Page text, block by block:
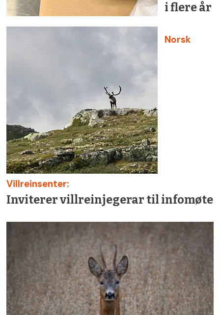
i flere år
Norsk
Villreinsenter:
Inviterer villreinjegerar til infomøte